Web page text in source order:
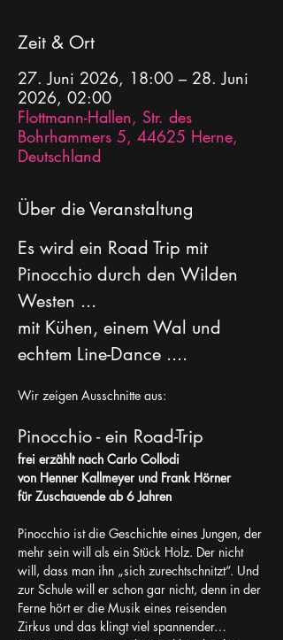
Zeit & Ort
27. Juni 2026, 18:00 – 28. Juni
2026, 02:00
Flottmann-Hallen, Str. des
Bohrhammers 5, 44625 Herne,
Deutschland
Über die Veranstaltung
Es wird ein Road Trip mit
Pinocchio durch den Wilden
Westen ...
mit Kühen, einem Wal und
echtem Line-Dance ....
Wir zeigen Ausschnitte aus:
Pinocchio - ein Road-Trip
frei erzählt nach Carlo Collodi
von Henner Kallmeyer und Frank Hörner
für Zuschauende ab 6 Jahren
Pinocchio ist die Geschichte eines Jungen, der
mehr sein will als ein Stück Holz. Der nicht
will, dass man ihn „sich zurechtschnitzt“. Und
zur Schule will er schon gar nicht, denn in der
Ferne hört er die Musik eines reisenden
Zirkus und das klingt viel spannender…